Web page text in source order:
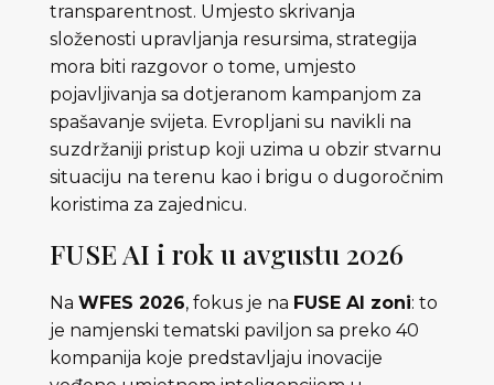
transparentnost. Umjesto skrivanja
složenosti upravljanja resursima, strategija
mora biti razgovor o tome, umjesto
pojavljivanja sa dotjeranom kampanjom za
spašavanje svijeta. Evropljani su navikli na
suzdržaniji pristup koji uzima u obzir stvarnu
situaciju na terenu kao i brigu o dugoročnim
koristima za zajednicu.
FUSE AI i rok u avgustu 2026
NaWFES 2026, fokus je na FUSE AI zoni: to
je namjenski tematski paviljon sa preko 40
kompanija koje predstavljaju inovacije